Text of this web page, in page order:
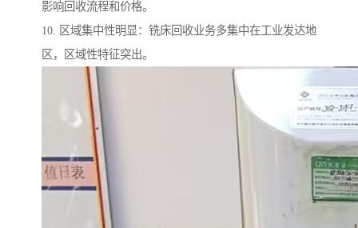
影响回收流程和价格。
10. 区域集中性明显：铣床回收业务多集中在工业发达地
区，区域性特征突出。